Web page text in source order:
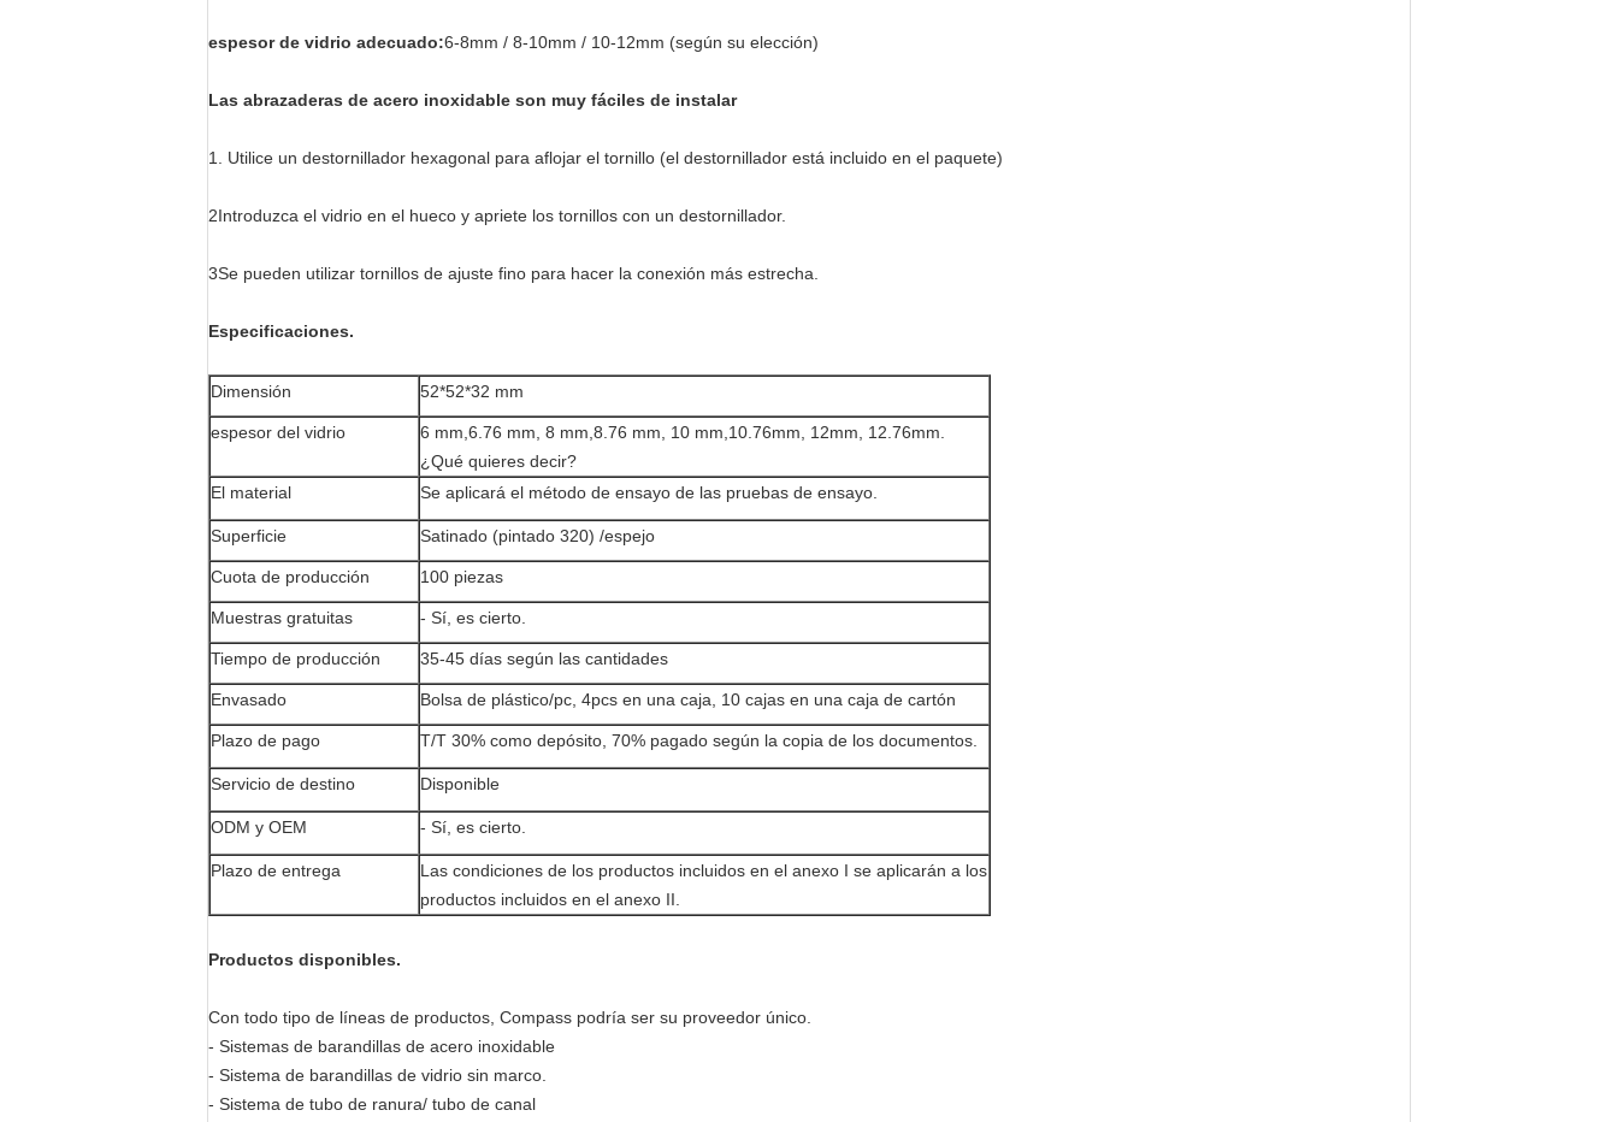
espesor de vidrio adecuado:6-8mm / 8-10mm / 10-12mm (según su elección)
Las abrazaderas de acero inoxidable son muy fáciles de instalar
1. Utilice un destornillador hexagonal para aflojar el tornillo (el destornillador está incluido en el paquete)
2Introduzca el vidrio en el hueco y apriete los tornillos con un destornillador.
3Se pueden utilizar tornillos de ajuste fino para hacer la conexión más estrecha.
Especificaciones.
Dimensión 52*52*32 mm
espesor del vidrio
6 mm,6.76 mm, 8 mm,8.76 mm, 10 mm,10.76mm, 12mm, 12.76mm.
¿Qué quieres decir?
El material
Se aplicará el método de ensayo de las pruebas de ensayo.
Superficie Satinado (pintado 320) /espejo
Cuota de producción 100 piezas
Muestras gratuitas - Sí, es cierto.
Tiempo de producción 35-45 días según las cantidades
Envasado Bolsa de plástico/pc, 4pcs en una caja, 10 cajas en una caja de cartón
Plazo de pago T/T 30% como depósito, 70% pagado según la copia de los documentos.
Servicio de destino Disponible
ODM y OEM - Sí, es cierto.
Plazo de entrega
Las condiciones de los productos incluidos en el anexo I se aplicarán a los
productos incluidos en el anexo II.
Productos disponibles.
Con todo tipo de líneas de productos, Compass podría ser su proveedor único.
- Sistemas de barandillas de acero inoxidable
- Sistema de barandillas de vidrio sin marco.
- Sistema de tubo de ranura/ tubo de canal